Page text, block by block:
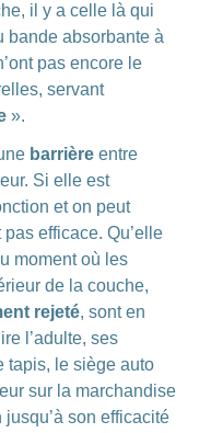
il y a celle là qui
bande absorbante à
pas encore le
servant
».
barrière entre
Si elle est
et on peut
efficace. Qu’elle
moment où les
de la couche,
rejeté, sont en
l’adulte, ses
tapis, le siège auto
sur la marchandise
son efficacité